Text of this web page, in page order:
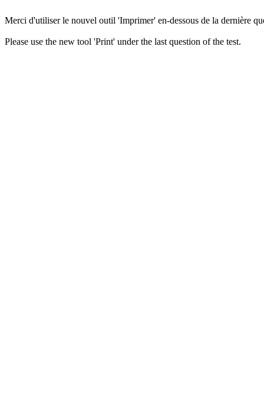
Merci d'utiliser le nouvel outil 'Imprimer' en-dessous de la dernière
Please use the new tool 'Print' under the last question of the test.